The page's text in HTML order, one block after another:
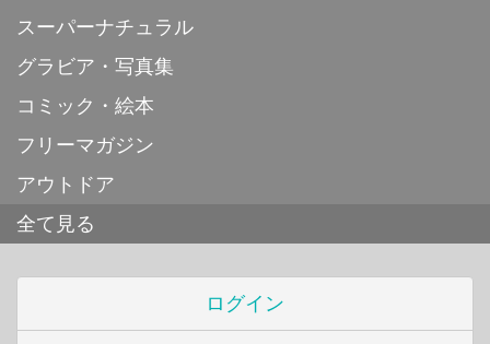
スーパーナチュラル
グラビア・写真集
コミック・絵本
フリーマガジン
アウトドア
全て見る
ログイン